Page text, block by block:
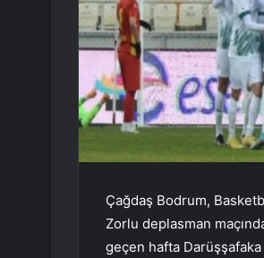
Çağdaş Bodrum,
Zorlu deplasman
geçen hafta Darüşşafaka